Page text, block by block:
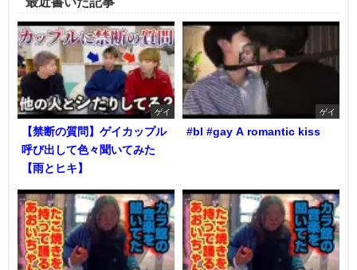
ゲイ
【禁断の質問】ゲイカップル
呼び出して色々聞いてみた
【雨とヒキ】
ゲイ
#bl #gay A romantic kiss